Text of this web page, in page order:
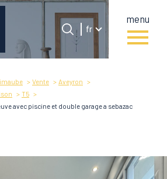
menu
Langue
fr
Langue
Vente
Aveyron
T5
avec piscine et double garage a sebazac